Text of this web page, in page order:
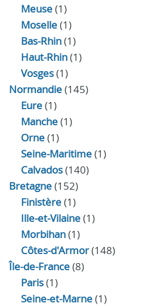
Meuse(1)
Moselle(1)
Bas-Rhin(1)
Haut-Rhin(1)
Vosges(1)
Normandie(145)
Eure(1)
Manche(1)
Orne(1)
Seine-Maritime(1)
Calvados(140)
Bretagne(152)
Finistère(1)
Ille-et-Vilaine(1)
Morbihan(1)
Côtes-d'Armor(148)
Île-de-France(8)
Paris(1)
Seine-et-Marne(1)